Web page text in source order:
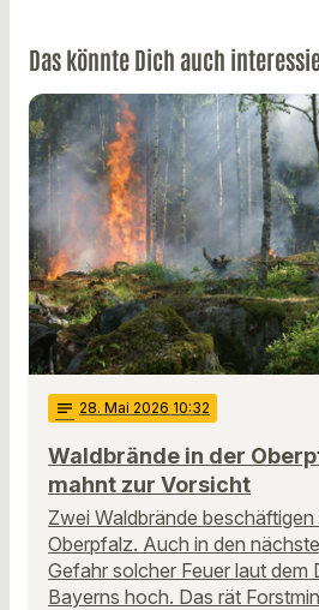
Das könnte Dich auch
notes 28. Mai 2026 10:32
Waldbrände in der
mahnt zur Vorsicht
Zwei Waldbrände
Oberpfalz. Auch in den
Gefahr solcher Feuer laut dem
Bayerns hoch. Das rät